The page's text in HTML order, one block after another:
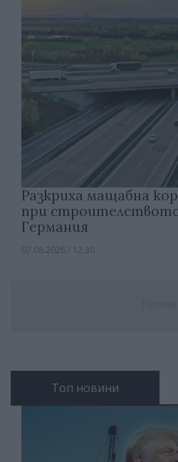
Разкриха мащабна
при
Германия
07.08.2026 / 12:30
Топ новини